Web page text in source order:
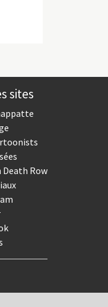
sites
Death Row